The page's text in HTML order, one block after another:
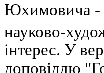
Юхимовича -
науково-
iнтерес. У
доповiддю